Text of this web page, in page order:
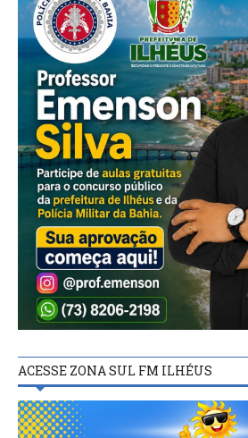
ACESSE ZONA SUL FM ILHÉUS